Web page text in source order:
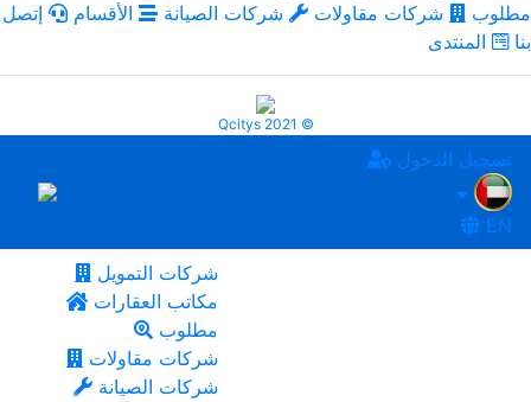
مطلوب
شركات مقاولات شركات الصيانة الأقسام
إتصل
بنا
المنتدى
Qcitys 2021 ©
تسجيل الدخول
EN
شركات التمويل
مكاتب العقارات
مطلوب
شركات مقاولات
شركات الصيانة